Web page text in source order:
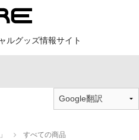
ルグッズ情報サイト
すべての商品